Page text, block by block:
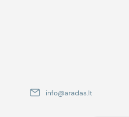
info@aradas.lt